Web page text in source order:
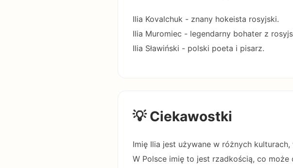
Ilia Kovalchuk - znany hokeista rosyjski.
Ilia Muromiec - legendarny bohater z
Ilia Sławiński - polski poeta i pisarz.
💡 Ciekawostki
Imię Ilia jest używane w różnych
W Polsce imię to jest rzadkością, co